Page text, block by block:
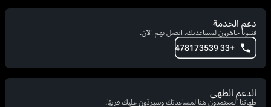
دعم الخدمة
فنيونا جاهزون لمساعدتك. اتصل بهم الآن.
+33 478173539
الدعم الطهي
طهاتنا المعتمدون هنا لمساعدتك وسيردّون عليك قريبًا.